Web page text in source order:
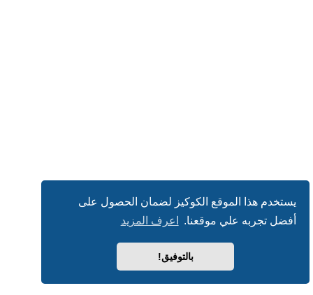
يستخدم هذا الموقع الكوكيز لضمان الحصول على
أفضل تجربه علي موقعنا.
اعرف المزيد
بالتوفيق!